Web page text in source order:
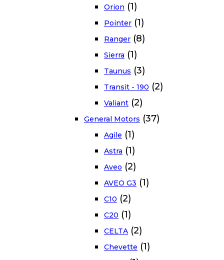
Orion (1)
Pointer (1)
Ranger (8)
Sierra (1)
Taunus (3)
Transit - 190 (2)
Valiant (2)
General Motors (37)
Agile (1)
Astra (1)
Aveo (2)
AVEO G3 (1)
C10 (2)
C20 (1)
CELTA (2)
Chevette (1)